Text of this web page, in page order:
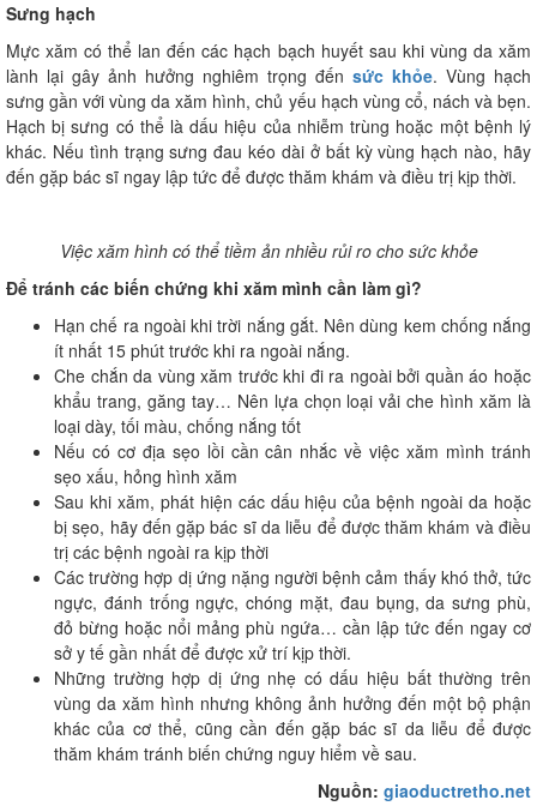
Sưng hạch
Mực xăm có thể lan đến các hạch bạch huyết sau khi vùng da xăm
lành lại gây ảnh hưởng nghiêm trọng đến sức khỏe. Vùng hạch
sưng gần với vùng da xăm hình, chủ yếu hạch vùng cổ, nách và bẹn.
Hạch bị sưng có thể là dấu hiệu của nhiễm trùng hoặc một bệnh lý
khác. Nếu tình trạng sưng đau kéo dài ở bất kỳ vùng hạch nào, hãy
đến gặp bác sĩ ngay lập tức để được thăm khám và điều trị kịp thời.
Việc xăm hình có thể tiềm ản nhiều rủi ro cho sức khỏe
Để tránh các biến chứng khi xăm mình cần làm gì?
Hạn chế ra ngoài khi trời nắng gắt. Nên dùng kem chống nắng
ít nhất 15 phút trước khi ra ngoài nắng.
Che chắn da vùng xăm trước khi đi ra ngoài bởi quần áo hoặc
khẩu trang, găng tay… Nên lựa chọn loại vải che hình xăm là
loại dày, tối màu, chống nắng tốt
Nếu có cơ địa sẹo lồi cần cân nhắc về việc xăm mình tránh
sẹo xấu, hỏng hình xăm
Sau khi xăm, phát hiện các dấu hiệu của bệnh ngoài da hoặc
bị sẹo, hãy đến gặp bác sĩ da liễu để được thăm khám và điều
trị các bệnh ngoài ra kịp thời
Các trường hợp dị ứng nặng người bệnh cảm thấy khó thở, tức
ngực, đánh trống ngực, chóng mặt, đau bụng, da sưng phù,
đỏ bừng hoặc nổi mảng phù ngứa… cần lập tức đến ngay cơ
sở y tế gần nhất để được xử trí kịp thời.
Những trường hợp dị ứng nhẹ có dấu hiệu bất thường trên
vùng da xăm hình nhưng không ảnh hưởng đến một bộ phận
khác của cơ thể, cũng cần đến gặp bác sĩ da liễu để được
thăm khám tránh biến chứng nguy hiểm về sau.
Nguồn: giaoductretho.net